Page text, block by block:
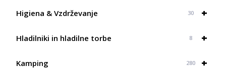
+
Higiena & Vzdrževanje 30
+
Hladilniki in hladilne torbe 8
+
Kamping 280